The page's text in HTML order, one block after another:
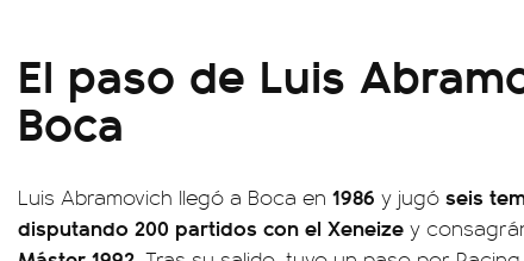
El paso de Luis
Boca
Luis Abramovich llegó a Boca en 1986 y jugó seis
disputando 200 partidos con el Xeneize y